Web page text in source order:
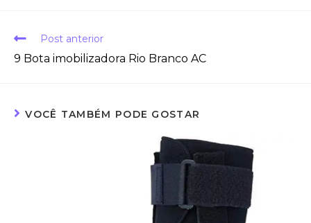
Post anterior
9 Bota imobilizadora Rio Branco AC
VOCÊ TAMBÉM PODE GOSTAR